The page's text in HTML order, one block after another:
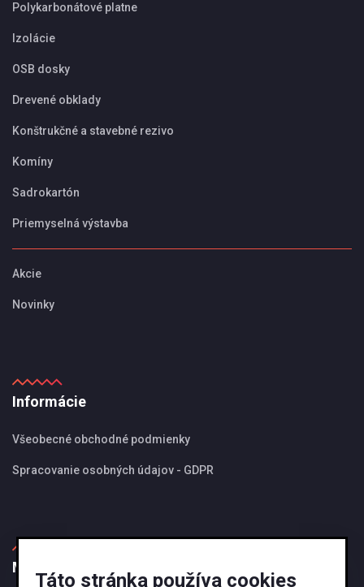
Polykarbonátové platne
Izolácie
OSB dosky
Drevené obklady
Konštrukčné a stavebné rezivo
Komíny
Sadrokartón
Priemyselná výstavba
Akcie
Novinky
Informácie
Všeobecné obchodné podmienky
Spracovanie osobných údajov - GDPR
MBS Magazín
Táto stránka používa cookies